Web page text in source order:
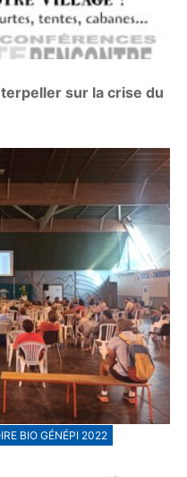
sur la crise du
BIO GÉNÉPI 2022